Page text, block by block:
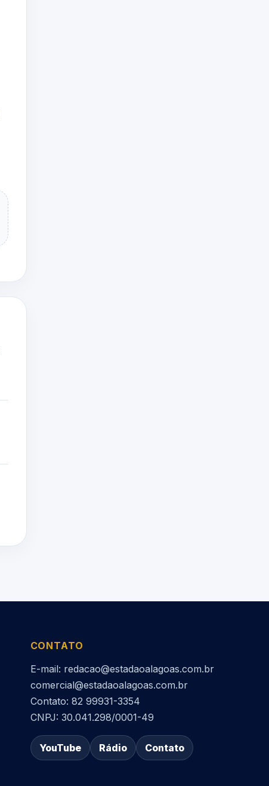
CONTATO
E-mail: redacao@estadaoalagoas.com.br
comercial@estadaoalagoas.com.br
Contato: 82 99931-3354
CNPJ: 30.041.298/0001-49
YouTube Rádio Contato